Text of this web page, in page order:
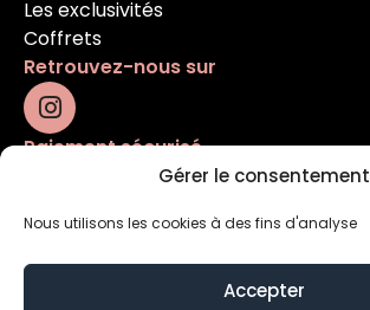
Gérer le consentement
Nous utilisons les cookies à des fins d'analyse
Accepter
Les exclusivités
Coffrets
Retrouvez-nous sur
Paiement sécurisé